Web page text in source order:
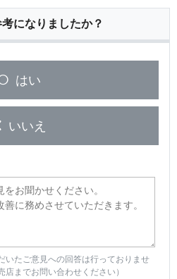
になりましたか？
はい
いいえ
いたご意見への回答は行っておりませ
までお問い合わせください）